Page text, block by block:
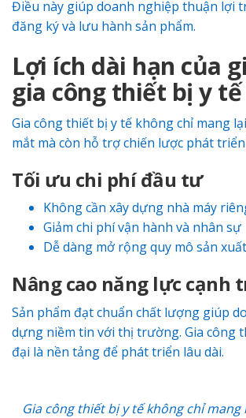
Điều này giúp doanh nghiệp thuận lợi
đăng ký và lưu hành sản phẩm.
Lợi ích dài hạn của
gia công thiết bị y
Gia công thiết bị y tế không chỉ mang
mắt mà còn hỗ trợ chiến lược phát
Tối ưu chi phí đầu tư
Không cần xây dựng nhà máy
Giảm chi phí vận hành và nhân sự
Dễ dàng mở rộng quy mô sản xuất
Nâng cao năng lực cạnh
Sản phẩm đạt chuẩn chất lượng giúp
dựng niềm tin với thị trường. Gia công
đại là nền tảng để phát triển lâu dài.
Gia công thiết bị y tế không chỉ